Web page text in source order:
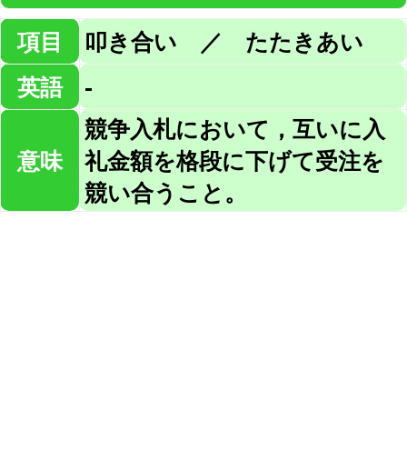
項目
叩き合い ／ たたきあい
英語
-
意味
競争入札において，互いに入
礼金額を格段に下げて受注を
競い合うこと。